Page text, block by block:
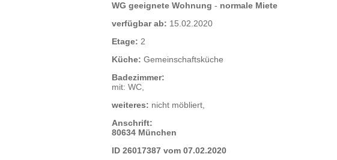
WG geeignete Wohnung - normale Miete
verfügbar ab: 15.02.2020
Etage: 2
Küche: Gemeinschaftsküche
Badezimmer:
mit: WC,
weiteres: nicht möbliert,
Anschrift:
80634 München
ID 26017387 vom 07.02.2020